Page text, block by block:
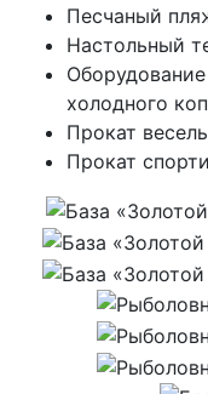
Песчаный
Настольный
холодного
Прокат
Прокат